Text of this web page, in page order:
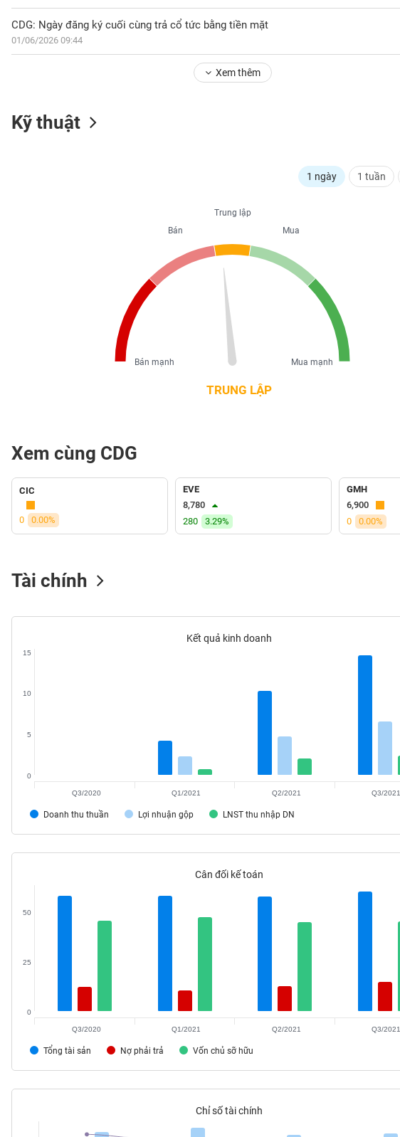
CDG: Ngày đăng ký cuối cùng trả cổ tức bằng tiền mặt
01/06/2026 09:44
Xem thêm
Kỹ thuật
1 ngày 1 tuần
TRUNG LẬP
Trung lập
Mua
Mua mạnh
Bán
Bán mạnh
Xem cùng CDG
CIC
0 0.00%
EVE
8,780
280
3.29%
GMH
6,900
0
0.00%
Tài chính
Kết quả kinh doanh
Doanh thu thuần Lợi nhuận gộp LNST thu nhập DN
0
5
10
15
Q3/2020 Q1/2021 Q2/2021 Q3/2021
Cân đối kế toán
Tổng tài sản Nợ phải trả Vốn chủ sỡ hữu
0
25
50
Q3/2020 Q1/2021 Q2/2021 Q3/2021
Chỉ số tài chính
CỔ
PHIẾU
SINH
(-)
VS-
SECTOR
NGUYÊN
NGHIỆP
TIÊU
KHÔNG
TIÊU
THIẾT